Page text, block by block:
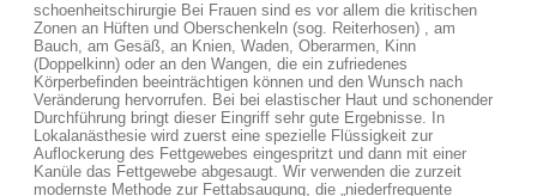
schoenheitschirurgie Bei Frauen sind es vor allem die kritischen
Zonen an Hüften und Oberschenkeln (sog. Reiterhosen) , am
Bauch, am Gesäß, an Knien, Waden, Oberarmen, Kinn
(Doppelkinn) oder an den Wangen, die ein zufriedenes
Körperbefinden beeinträchtigen können und den Wunsch nach
Veränderung hervorrufen. Bei bei elastischer Haut und schonender
Durchführung bringt dieser Eingriff sehr gute Ergebnisse. In
Lokalanästhesie wird zuerst eine spezielle Flüssigkeit zur
Auflockerung des Fettgewebes eingespritzt und dann mit einer
Kanüle das Fettgewebe abgesaugt. Wir verwenden die zurzeit
modernste Methode zur Fettabsaugung, die „niederfrequente